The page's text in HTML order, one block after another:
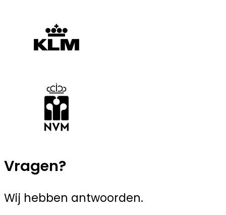
Vragen?
Wij hebben antwoorden.